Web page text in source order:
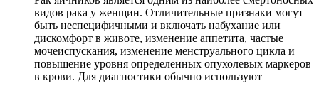
видов рака у женщин. Отличительные признаки могут
быть неспецифичными и включать набухание или
дискомфорт в животе, изменение аппетита, частые
мочеиспускания, изменение менструального цикла и
повышение уровня определенных опухолевых маркеров
в крови. Для диагностики обычно используют